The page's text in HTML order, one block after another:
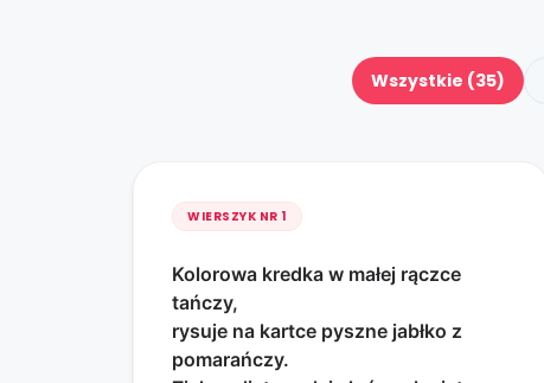
Wszystkie (35)
WIERSZYK NR 1
Kolorowa kredka w małej rączce
tańczy,
rysuje na kartce pyszne jabłko z
pomarańczy.